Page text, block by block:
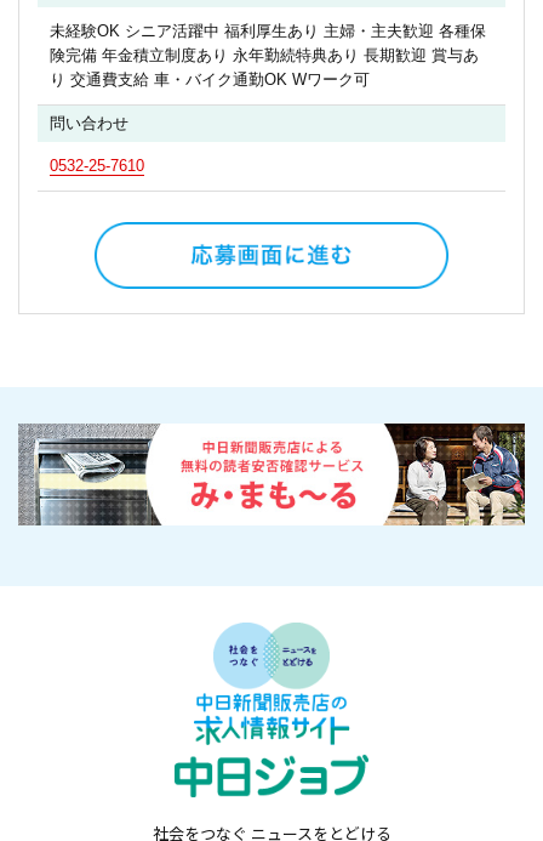
未経験OK シニア活躍中 福利厚生あり 主婦・主夫歓迎 各種保
険完備 年金積立制度あり 永年勤続特典あり 長期歓迎 賞与あ
り 交通費支給 車・バイク通勤OK Wワーク可
問い合わせ
0532-25-7610
社会をつなぐ ニュースをとどける